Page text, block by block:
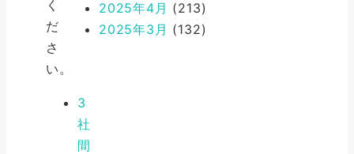
く
だ
さ
い。
3
社
間
2025年4月 (213)
2025年3月 (132)